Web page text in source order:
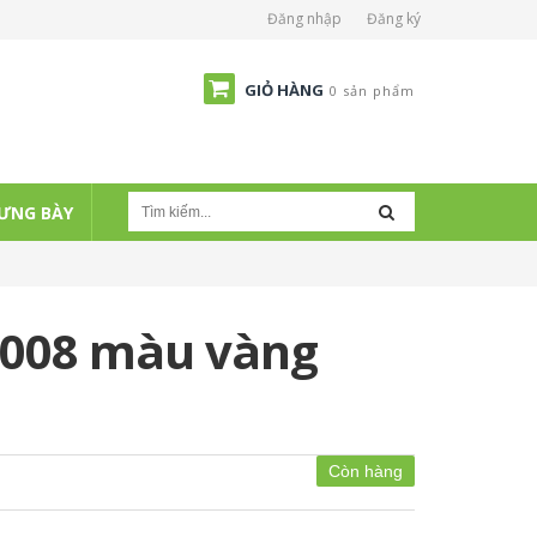
Đăng nhập Đăng ký
GIỎ HÀNG 0 sản phẩm
BÀY
màu vàng
Còn hàng